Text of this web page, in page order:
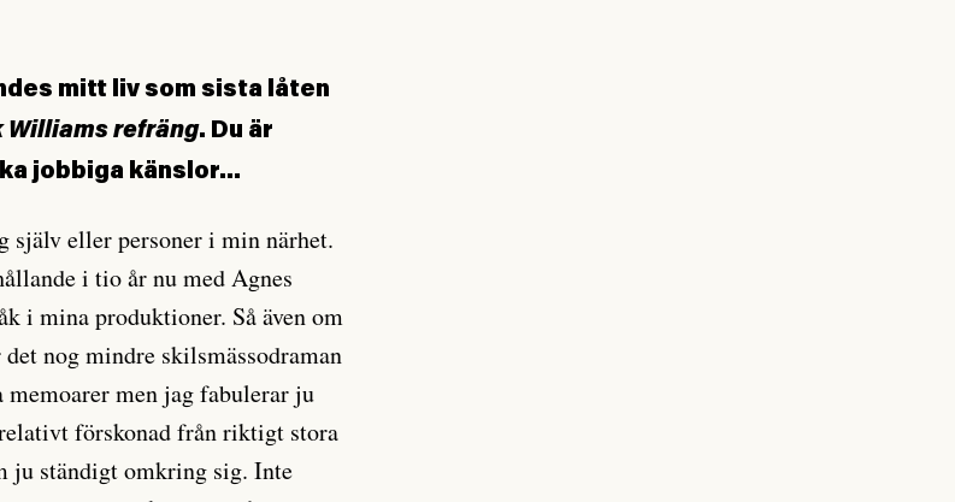
mitt liv som sista låten
Williams refräng. Du är
jobbiga känslor…
själv eller personer i min närhet.
i tio år nu med Agnes
i mina produktioner. Så även om
nog mindre skilsmässodraman
memoarer men jag fabulerar ju
förskonad från riktigt stora
ju ständigt omkring sig. Inte